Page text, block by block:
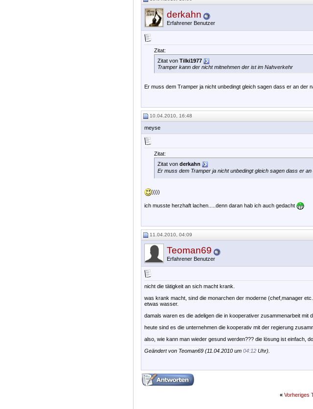
derkahn
Erfahrener Benutzer
Zitat:
Zitat von Tilki1977
Tramper kann der nicht mitnehmen der ist im Nahverkehr
Er muss dem Tramper ja nicht unbedingt gleich sagen dass er an der
10.04.2010, 16:48
meyse
Zitat:
Zitat von derkahn
Er muss dem Tramper ja nicht unbedingt gleich sagen dass er
))))
ich musste herzhaft lachen.....denn daran hab ich auch gedacht
11.04.2010, 04:09
Teoman69
Erfahrener Benutzer
nicht die tätigkeit an sich macht krank.
was krank macht, sind die monarchen der moderne (chef,manager
etwas wasser.
damals waren es die adeligen die in kooperativer zusammenarbeit mit
heute sind es die unternehmen die kooperativ mit der regierung
also, wie kann man wieder gesund werden??? die lösung ist einfach,
Geändert von Teoman69 (11.04.2010 um 04:12 Uhr).
« Vorheriges